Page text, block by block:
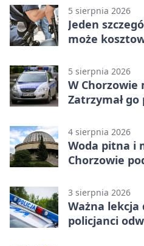
5 sierpnia 2026
Jeden
może
5 sierpnia 2026
W Chorzowie
Zatrzymał go
4 sierpnia 2026
Woda pitna i
Chorzowie
3 sierpnia 2026
Ważna lekcja
policjanci